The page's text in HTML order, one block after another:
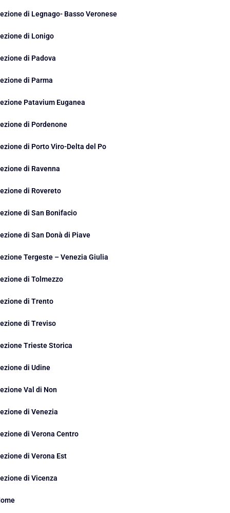
di Legnago- Basso Veronese
di Lonigo
di Padova
di Parma
Patavium Euganea
di Pordenone
di Porto Viro-Delta del Po
di Ravenna
di Rovereto
di San Bonifacio
di San Donà di Piave
Tergeste – Venezia Giulia
di Tolmezzo
di Trento
di Treviso
Trieste Storica
di Udine
Val di Non
di Venezia
di Verona Centro
di Verona Est
di Vicenza